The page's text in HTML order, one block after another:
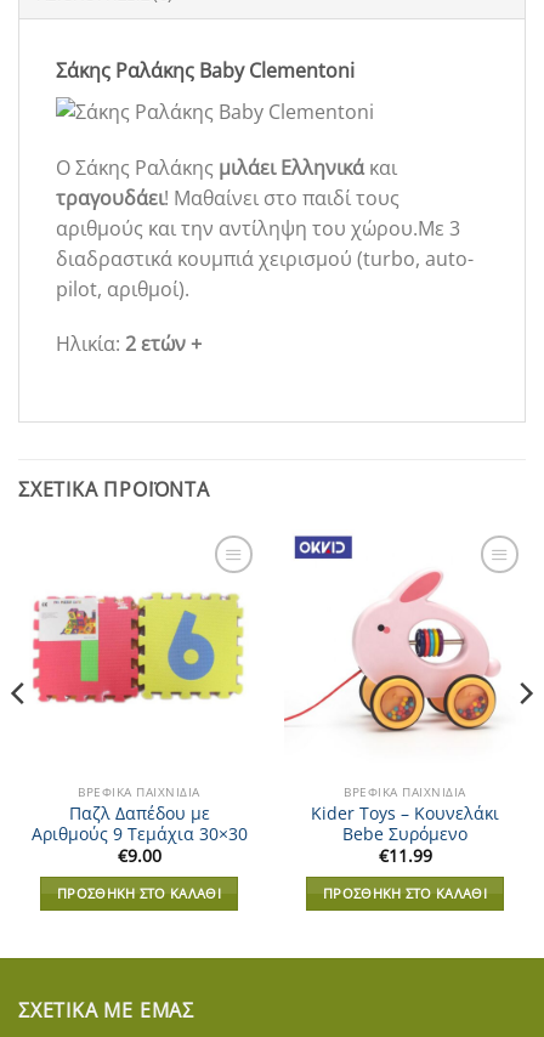
Σάκης Ραλάκης Baby Clementoni
Ο Σάκης Ραλάκης μιλάει Ελληνικάκαι
τραγουδάει! Μαθαίνει στο παιδί τους
αριθμούς και την αντίληψη του χώρου.Με 3
διαδραστικά κουμπιά χειρισμού (turbo, auto-
pilot, αριθμοί).
Ηλικία: 2 ετών +
ΣΧΕΤΙΚΆ ΠΡΟΪΌΝΤΑ
Add to
Wishlist
ΒΡΕΦΙΚΆ ΠΑΙΧΝΊΔΙΑ
Παζλ Δαπέδου με
Αριθμούς 9 Τεμάχια 30×30
€9.00
ΠΡΟΣΘΉΚΗ ΣΤΟ ΚΑΛΆΘΙ
ΒΡΕΦΙΚΆ ΠΑΙΧΝΊΔΙΑ
Kider Toys – Κουνελάκι
Bebe Συρόμενο
€11.99
ΠΡΟΣΘΉΚΗ ΣΤΟ ΚΑΛΆΘΙ
ΣΧΕΤΙΚΆ ΜΕ ΕΜΆΣ